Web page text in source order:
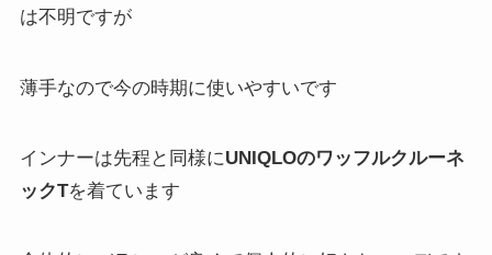
は不明ですが
薄手なので今の時期に使いやすいです
インナーは先程と同様にUNIQLOのワッフルクルーネ
ックTを着ています